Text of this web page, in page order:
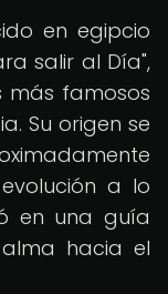
en egipcio
salir al Día",
más famosos
Su origen se
a lo
en una guía
hacia el